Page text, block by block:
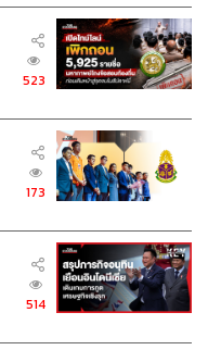
523
173
514